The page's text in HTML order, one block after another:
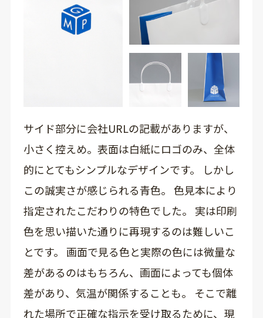
サイド部分に会社URLの記載がありますが、
小さく控えめ。表面は白紙にロゴのみ、全体
的にとてもシンプルなデザインです。 しかし
この誠実さが感じられる青色。 色見本により
指定されたこだわりの特色でした。 実は印刷
色を思い描いた通りに再現するのは難しいこ
とです。 画面で見る色と実際の色には微量な
差があるのはもちろん、画面によっても個体
差があり、気温が関係することも。 そこで離
れた場所で正確な指示を受け取るために、現